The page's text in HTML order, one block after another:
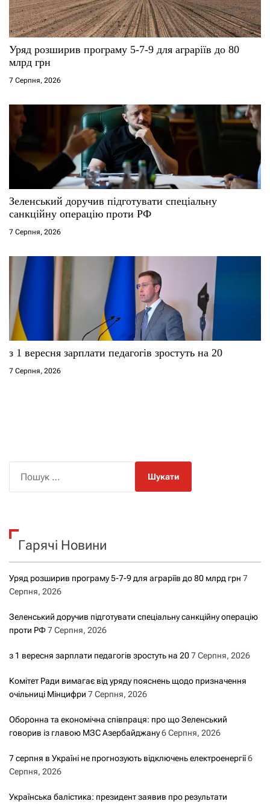
Уряд розширив програму 5-7-9 для аграріїв до 80
млрд грн
7 Серпня, 2026
Зеленський доручив підготувати спеціальну
санкційну операцію проти РФ
7 Серпня, 2026
з 1 вересня зарплати педагогів зростуть на 20
7 Серпня, 2026
к
Гарячі Новини
Уряд розширив програму 5-7-9 для аграріїв до 80 млрд грн 7
Серпня, 2026
Зеленський доручив підготувати спеціальну санкційну операцію
проти РФ7 Серпня, 2026
з 1 вересня зарплати педагогів зростуть на 207 Серпня, 2026
Комітет Ради вимагає від уряду пояснень щодо призначення
очільниці Мінцифри 7 Серпня, 2026
Оборонна та економічна співпраця: про що Зеленський
говорив із главою МЗС Азербайджану6 Серпня, 2026
7 серпня в Україні не прогнозують відключень електроенергії6
Серпня, 2026
Українська балістика: президент заявив про результати